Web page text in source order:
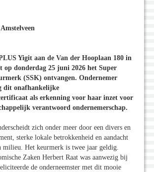
Yigit aan de Van der Hooplaan 180 in
op donderdag 25 juni 2026 het Super
(SSK) ontvangen. Ondernemer
dit onafhankelijke
als erkenning voor haar inzet voor
verantwoord ondernemerschap.
zich onder meer door een divers en
sterke lokale betrokkenheid en aandacht
milieu. Het keurmerk is twee jaar geldig.
Zaken Herbert Raat was aanwezig bij
de onderneemster met dit mooie